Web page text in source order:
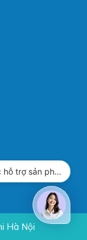
Hà Nội
Chat để được hỗ trợ sản phẩm